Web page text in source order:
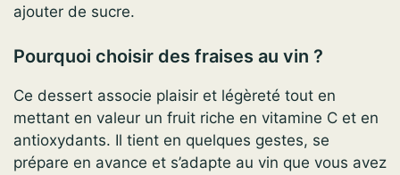
ajouter de sucre.
Pourquoi choisir des fraises au vin ?
Ce dessert associe plaisir et légèreté tout en
mettant en valeur un fruit riche en vitamine C et en
antioxydants. Il tient en quelques gestes, se
prépare en avance et s’adapte au vin que vous avez